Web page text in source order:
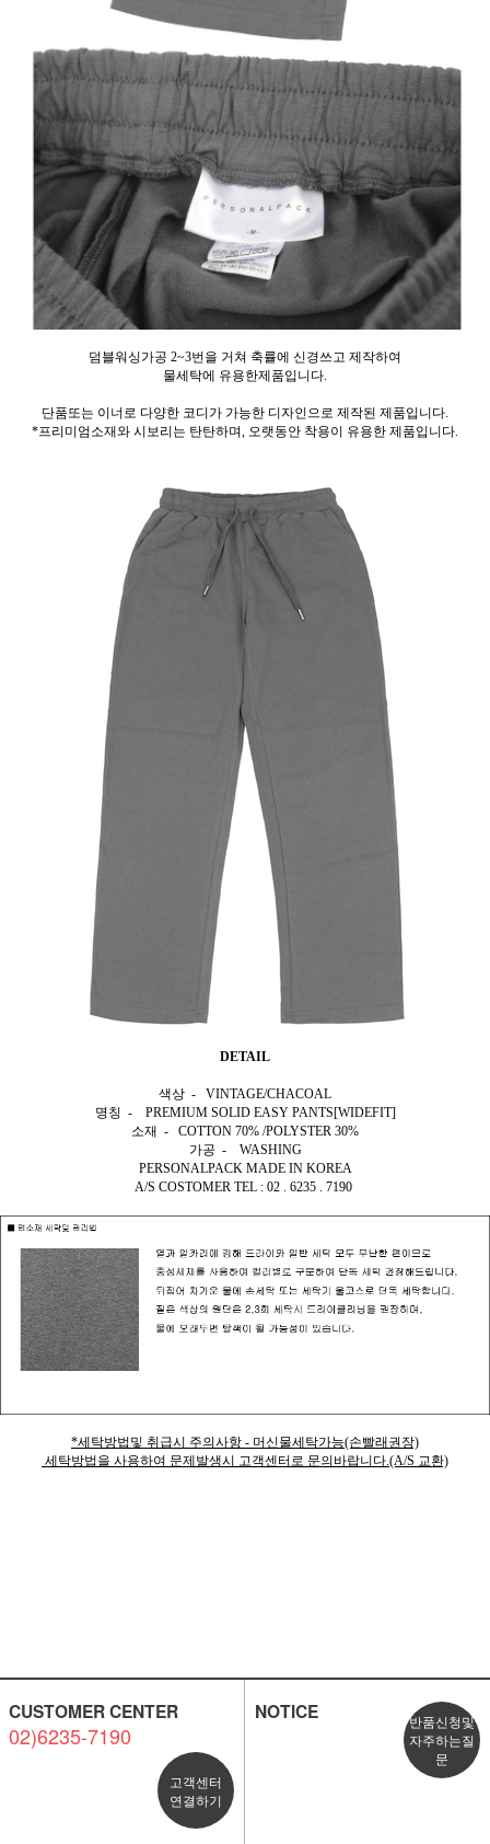
덤블워싱가공 2~3번을 거쳐 축률에 신경쓰고 제작하여
물세탁에 유용한제품입니다.
단품또는 이너로 다양한 코디가 가능한 디자인으로 제작된 제품입니다.
*프리미엄소재와 시보리는 탄탄하며, 오랫동안 착용이 유용한 제품입니다.
DETAIL
색상 - VINTAGE/CHACOAL
명칭 - PREMIUM SOLID EASY PANTS[WIDEFIT]
소재 - COTTON 70% /POLYSTER 30%
가공 - WASHING
PERSONALPACK MADE IN KOREA
A/S COSTOMER TEL : 02 . 6235 . 7190
*세탁방법및 취급시 주의사항 - 머신물세탁가능(손빨래권장)
세탁방법을 사용하여 문제발생시 고객센터로 문의바랍니다.(A/S 교환)
CUSTOMER CENTER
02)6235-7190
고객센터
연결하기
NOTICE
반품신청및
자주하는질
문